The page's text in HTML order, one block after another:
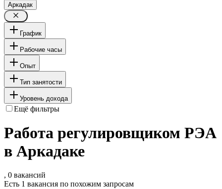
Аркадак
График
Рабочие часы
Опыт
Тип занятости
Уровень дохода
Ещё фильтры
Работа регулировщиком РЭА
в Аркадаке
, 0 вакансий
Есть 1 вакансия по похожим запросам